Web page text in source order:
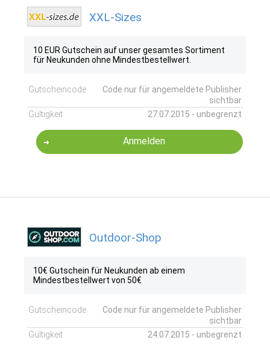
XXL-Sizes
10 EUR Gutschein auf unser gesamtes Sortiment
für Neukunden ohne Mindestbestellwert.
Gutscheincode
Code nur für angemeldete Publisher
sichtbar
Gültigkeit
27.07.2015 - unbegrenzt
Anmelden
Outdoor-Shop
10€ Gutschein für Neukunden ab einem
Mindestbestellwert von 50€
Gutscheincode
Code nur für angemeldete Publisher
sichtbar
Gültigkeit
24.07.2015 - unbegrenzt